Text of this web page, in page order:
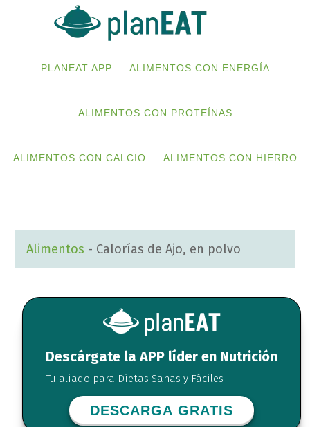
navigationPLANEAT APP ALIMENTOS CON ENERGÍA
ALIMENTOS CON PROTEÍNAS
ALIMENTOS CON CALCIO ALIMENTOS CON HIERRO
Alimentos - Calorías de Ajo, en polvo
Descárgate la APP líder en Nutrición
Tu aliado para Dietas Sanas y Fáciles
DESCARGA GRATIS